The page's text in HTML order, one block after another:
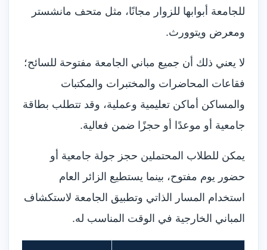
للجامعة أبوابها للزوار مجانًا، مثل متحف مانشستر
ومعرض ويتوورث.
لا يعني ذلك أن جميع مباني الجامعة مفتوحة للسائح؛
فقاعات المحاضرات والمختبرات والمكتبات
والمساكن أماكن تعليمية وعملية، وقد تتطلب بطاقة
جامعية أو موعدًا أو حجزًا ضمن فعالية.
يمكن للطلاب المحتملين حجز جولة جامعية أو
حضور يوم مفتوح، بينما يستطيع الزائر العام
استخدام المسار الذاتي وتطبيق الجامعة لاستكشاف
المباني الخارجية في الوقت المناسب له.